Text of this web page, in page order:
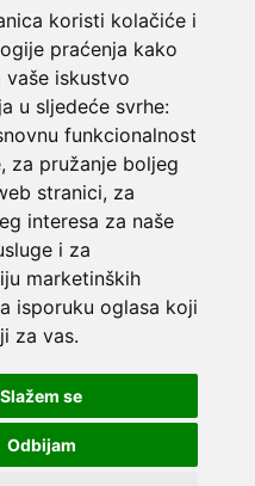
koristi kolačiće i
praćenja kako
iskustvo
u sljedeće svrhe:
funkcionalnost
, za pružanje boljeg
stranici, za
interesa za naše
i za
marketinških
isporuku oglasa koji
za vas.
Slažem se
Odbijam
novac